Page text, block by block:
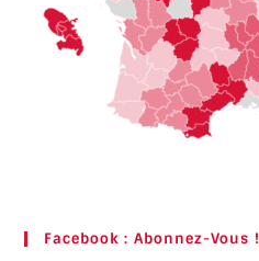
Facebook : Abonnez-Vous !